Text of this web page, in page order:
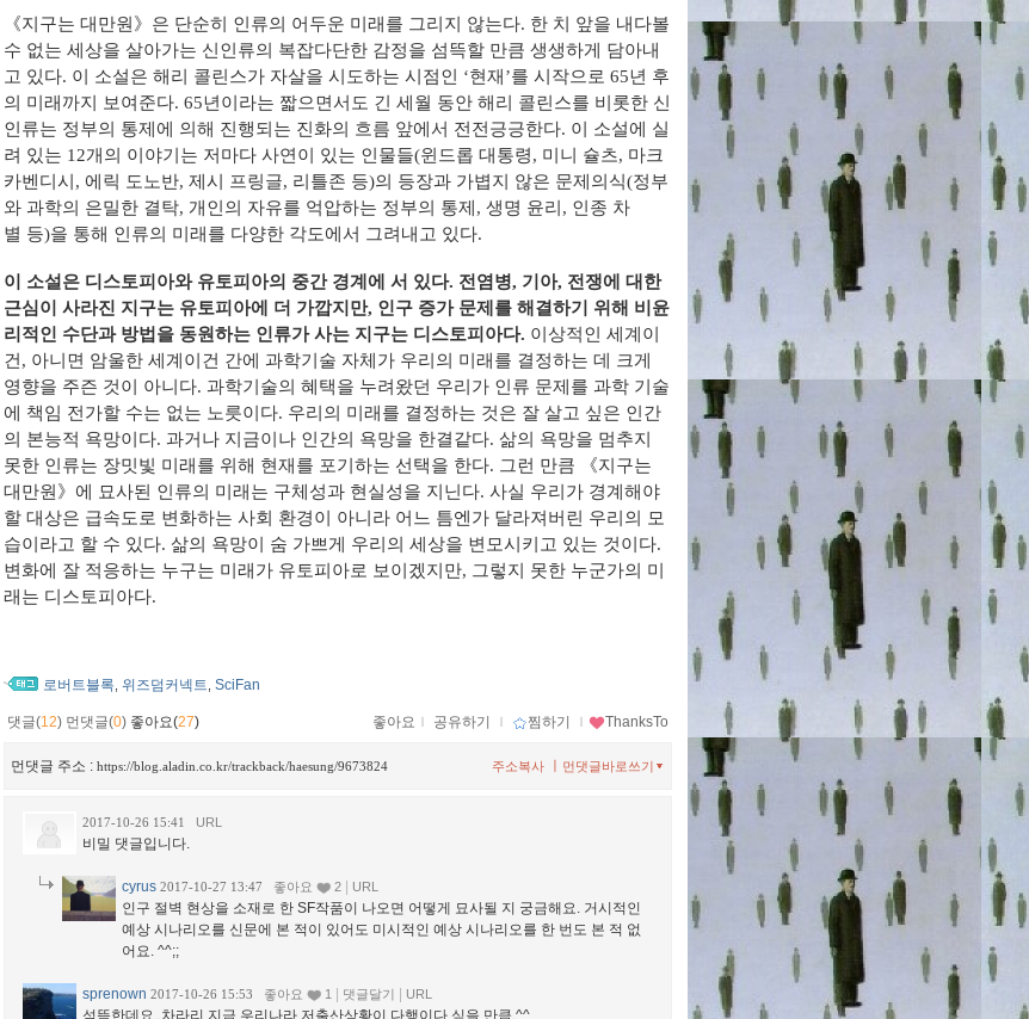
《지구는 대만원》은 단순히 인류의 어두운 미래를 그리지 않는다. 한 치 앞을 내다볼
수 없는 세상을 살아가는 신인류의 복잡다단한 감정을 섬뜩할 만큼 생생하게 담아내
고 있다. 이 소설은 해리 콜린스가 자살을 시도하는 시점인 ‘현재’를 시작으로 65년 후
의 미래까지 보여준다. 65년이라는 짧으면서도 긴 세월 동안 해리 콜린스를 비롯한 신
인류는 정부의 통제에 의해 진행되는 진화의 흐름 앞에서 전전긍긍한다. 이 소설에 실
려 있는 12개의 이야기는 저마다 사연이 있는 인물들(윈드롭 대통령, 미니 슐츠, 마크
카벤디시, 에릭 도노반, 제시 프링글, 리틀존 등)의 등장과 가볍지 않은 문제의식(정부
와 과학의 은밀한 결탁, 개인의 자유를 억압하는 정부의 통제, 생명 윤리, 인종 차
별 등)을 통해 인류의 미래를 다양한 각도에서 그려내고 있다.
이 소설은 디스토피아와 유토피아의 중간 경계에 서 있다. 전염병, 기아, 전쟁에 대한
근심이 사라진 지구는 유토피아에 더 가깝지만, 인구 증가 문제를 해결하기 위해 비윤
리적인 수단과 방법을 동원하는 인류가 사는 지구는 디스토피아다. 이상적인 세계이
건, 아니면 암울한 세계이건 간에 과학기술 자체가 우리의 미래를 결정하는 데 크게
영향을 주즌 것이 아니다. 과학기술의 혜택을 누려왔던 우리가 인류 문제를 과학 기술
에 책임 전가할 수는 없는 노릇이다. 우리의 미래를 결정하는 것은 잘 살고 싶은 인간
의 본능적 욕망이다. 과거나 지금이나 인간의 욕망을 한결같다. 삶의 욕망을 멈추지
못한 인류는 장밋빛 미래를 위해 현재를 포기하는 선택을 한다. 그런 만큼 《지구는
대만원》에 묘사된 인류의 미래는 구체성과 현실성을 지닌다. 사실 우리가 경계해야
할 대상은 급속도로 변화하는 사회 환경이 아니라 어느 틈엔가 달라져버린 우리의 모
습이라고 할 수 있다. 삶의 욕망이 숨 가쁘게 우리의 세상을 변모시키고 있는 것이다.
변화에 잘 적응하는 누구는 미래가 유토피아로 보이겠지만, 그렇지 못한 누군가의 미
래는 디스토피아다.
로버트블록, 위즈덤커넥트, SciFan
댓글(12) 먼댓글(0) 좋아요(27) 좋아요 ｌ 공유하기 ｌ 찜하기 ｌ ThanksTo
먼댓글 주소 : https://blog.aladin.co.kr/trackback/haesung/9673824 먼댓글바로쓰기
주소복사
2017-10-26 15:41 URL
비밀 댓글입니다.
cyrus 2017-10-27 13:47 좋아요 2 URL
인구 절벽 현상을 소재로 한 SF작품이 나오면 어떻게 묘사될 지 궁금해요. 거시적인
예상 시나리오를 신문에 본 적이 있어도 미시적인 예상 시나리오를 한 번도 본 적 없
어요. ^^;;
sprenown 2017-10-26 15:53 좋아요 1 댓글달기 URL